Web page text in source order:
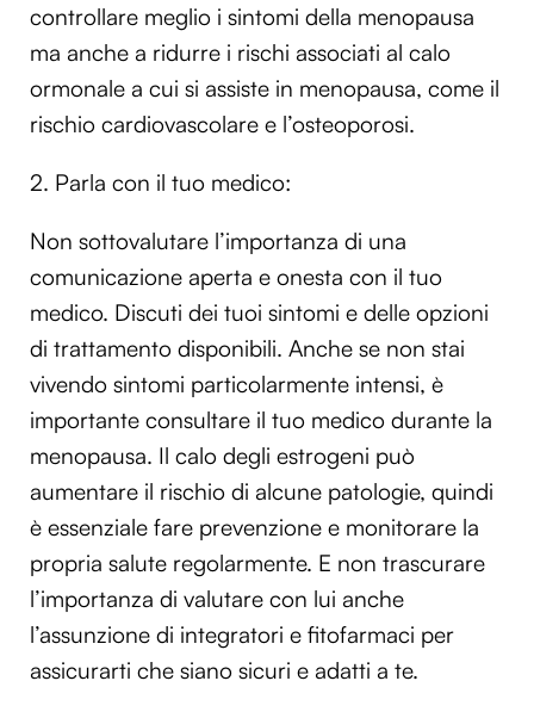
controllare meglio i sintomi della menopausa
ma anche a ridurre i rischi associati al calo
ormonale a cui si assiste in menopausa, come il
rischio cardiovascolare e l’osteoporosi.
2. Parla con il tuo medico:
Non sottovalutare l’importanza di una
comunicazione aperta e onesta con il tuo
medico. Discuti dei tuoi sintomi e delle opzioni
di trattamento disponibili. Anche se non stai
vivendo sintomi particolarmente intensi, è
importante consultare il tuo medico durante la
menopausa. Il calo degli estrogeni può
aumentare il rischio di alcune patologie, quindi
è essenziale fare prevenzione e monitorare la
propria salute regolarmente. E non trascurare
l’importanza di valutare con lui anche
l’assunzione di integratori e fitofarmaci per
assicurarti che siano sicuri e adatti a te.